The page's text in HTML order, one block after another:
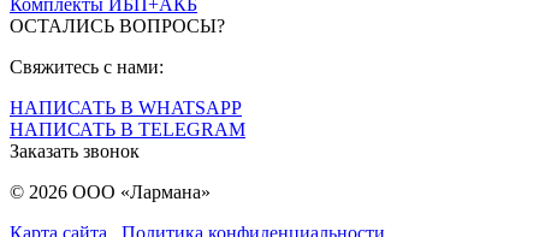
Комплекты ИБП+АКБ
ОСТАЛИСЬ ВОПРОСЫ?
Свяжитесь с нами:
НАПИСАТЬ В WHATSAPP
НАПИСАТЬ В TELEGRAM
Заказать звонок
© 2026 ООО «Лармана»